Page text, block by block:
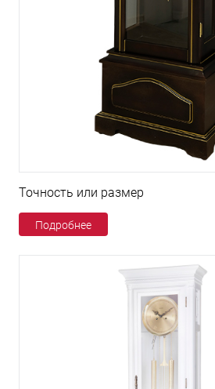
Точность или размер
Подробнее